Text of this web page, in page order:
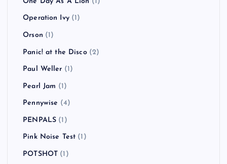
Operation Ivy(1)
Orson (1)
Panic! at the Disco(2)
Paul Weller (1)
Pearl Jam (1)
Pennywise (4)
PENPALS (1)
Pink Noise Test (1)
POTSHOT (1)